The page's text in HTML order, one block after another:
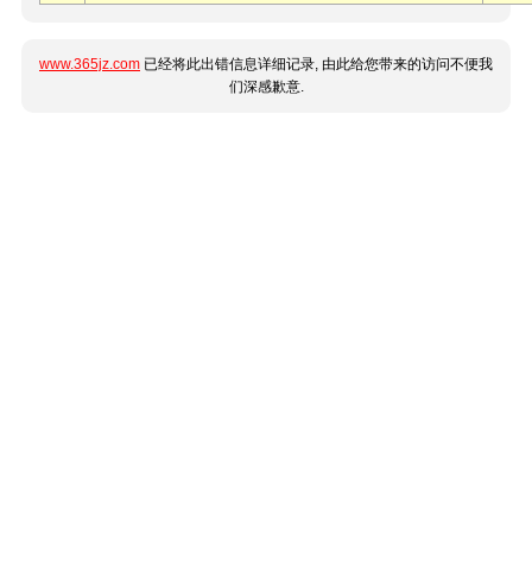
www.365jz.com 已经将此出错信息详细记录, 由此给您带来的访问不便我
们深感歉意.